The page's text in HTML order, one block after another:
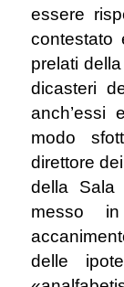
essere
prelati
dicasteri
anch’essi
modo
direttore
della Sala
messo
delle